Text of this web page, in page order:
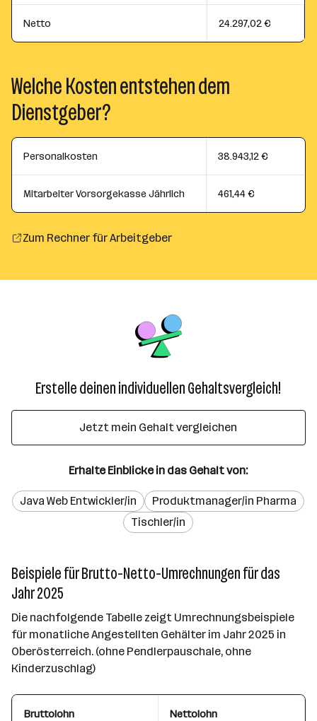
Netto 24.297,02 €
Welche Kosten entstehen dem
Dienstgeber?
Personalkosten 38.943,12 €
Mitarbeiter Vorsorgekasse Jährlich 461,44 €
Zum Rechner für Arbeitgeber
Erstelle deinen individuellen Gehaltsvergleich!
Jetzt mein Gehalt vergleichen
Erhalte Einblicke in das Gehalt von:
Java Web Entwickler/in
Produktmanager/in Pharma
Tischler/in
Beispiele für Brutto-Netto-Umrechnungen für das
Jahr 2025
Die nachfolgende Tabelle zeigt Umrechnungsbeispiele
für monatliche Angestellten Gehälter im Jahr 2025 in
Oberösterreich. (ohne Pendlerpauschale, ohne
Kinderzuschlag)
Bruttolohn Nettolohn